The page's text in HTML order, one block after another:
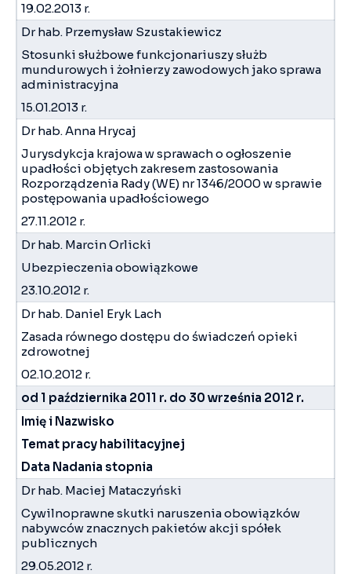
19.02.2013 r.
Dr hab. Przemysław Szustakiewicz
Stosunki służbowe funkcjonariuszy służb
mundurowych i żołnierzy zawodowych jako sprawa
administracyjna
15.01.2013 r.
Dr hab. Anna Hrycaj
Jurysdykcja krajowa w sprawach o ogłoszenie
upadłości objętych zakresem zastosowania
Rozporządzenia Rady (WE) nr 1346/2000 w sprawie
postępowania upadłościowego
27.11.2012 r.
Dr hab. Marcin Orlicki
Ubezpieczenia obowiązkowe
23.10.2012 r.
Dr hab. Daniel Eryk Lach
Zasada równego dostępu do świadczeń opieki
zdrowotnej
02.10.2012 r.
od 1 października 2011 r. do 30 września 2012 r.
Imię i Nazwisko
Temat pracy habilitacyjnej
Data Nadania stopnia
Dr hab. Maciej Mataczyński
Cywilnoprawne skutki naruszenia obowiązków
nabywców znacznych pakietów akcji spółek
publicznych
29.05.2012 r.